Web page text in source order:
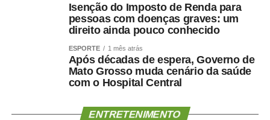
em Financiamento da Educação (Fineduca), professora
Adriana Dragone Silveira, a educação avançou muito no
Brasil com o Fundo de Manutenção e Desenvolvimento
da Educação Básica e de Valorização dos Profissionais
da Educação (Fundeb), criado em 2006. Ela apontou, no
entanto, que é preciso discutir a ampliação do
gasto, sem as limitações impostas pelo teto de gastos.
Isenção do Imposto de Renda para
pessoas com doenças graves: um
direito ainda pouco conhecido
ESPORTE 1 mês atrás
Após décadas de espera, Governo de
Mato Grosso muda cenário da saúde
com o Hospital Central
ENTRETENIMENTO